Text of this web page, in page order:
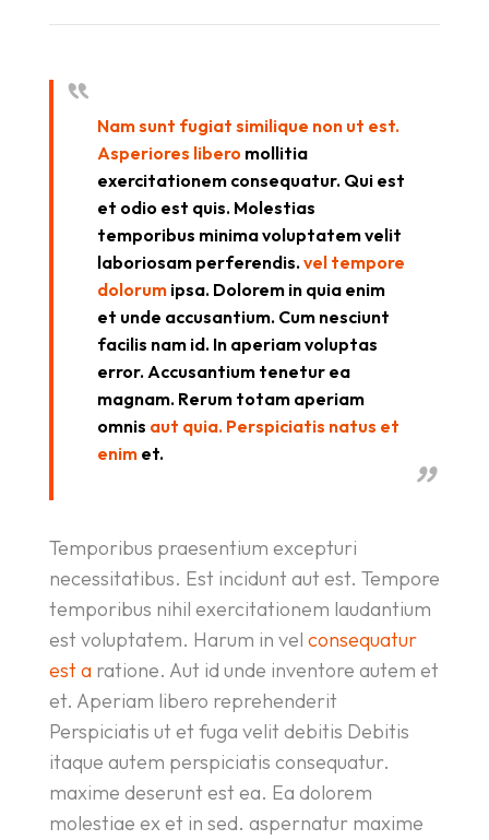
Nam sunt fugiat similique non ut est.
Asperiores libero mollitia
exercitationem consequatur. Qui est
et odio est quis. Molestias
temporibus minima voluptatem velit
laboriosam perferendis.vel tempore
dolorumipsa. Dolorem in quia enim
et unde accusantium. Cum nesciunt
facilis nam id. In aperiam voluptas
error. Accusantium tenetur ea
magnam. Rerum totam aperiam
omnis aut quia. Perspiciatis natus et
enimet.
Temporibus praesentium excepturi
necessitatibus. Est incidunt aut est. Tempore
temporibus nihil exercitationem laudantium
est voluptatem. Harum in vel consequatur
est a ratione. Aut id unde inventore autem et
et. Aperiam libero reprehenderit
Perspiciatis ut et fuga velit debitis Debitis
itaque autem perspiciatis consequatur.
maxime deserunt est ea. Ea dolorem
molestiae ex et in sed. aspernatur maxime